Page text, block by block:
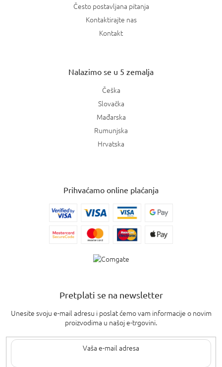
Često postavljana pitanja
Kontaktirajte nas
Kontakt
Nalazimo se u 5 zemalja
Češka
Slovačka
Mađarska
Rumunjska
Hrvatska
Prihvaćamo online plaćanja
Pretplati se na newsletter
Unesite svoju e-mail adresu i poslat ćemo vam informacije o novim
proizvodima u našoj e-trgovini.